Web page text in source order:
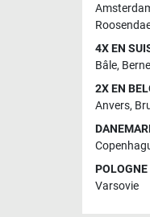
4X EN
Bâle, Berne
2X EN
Anvers,
POLOGNE
Varsovie